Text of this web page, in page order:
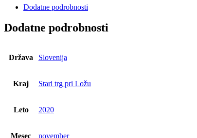
Dodatne podrobnosti
Dodatne podrobnosti
Država Slovenija
Kraj Stari trg pri Ložu
Leto 2020
Mesec november